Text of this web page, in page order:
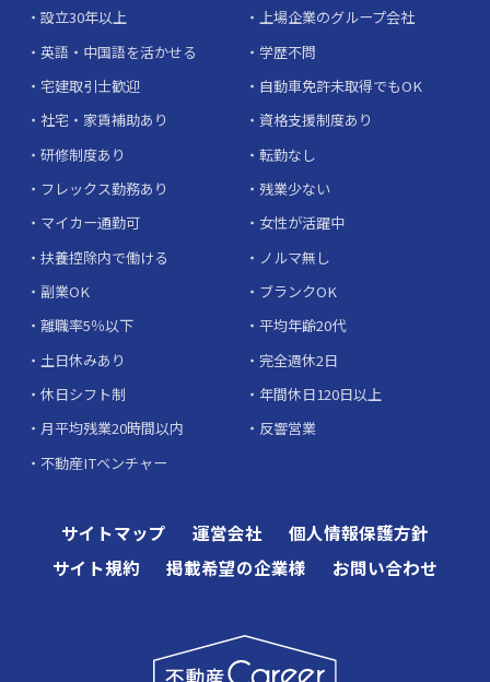
設立30年以上
上場企業のグループ会社
英語・中国語を活かせる
学歴不問
宅建取引士歓迎
自動車免許未取得でもOK
社宅・家賃補助あり
資格支援制度あり
研修制度あり
転勤なし
フレックス勤務あり
残業少ない
マイカー通勤可
女性が活躍中
扶養控除内で働ける
ノルマ無し
副業OK
ブランクOK
離職率5％以下
平均年齢20代
土日休みあり
完全週休2日
休日シフト制
年間休日120日以上
月平均残業20時間以内
反響営業
不動産ITベンチャー
サイトマップ 運営会社
個人情報保護方針
サイト規約
掲載希望の企業様 お問い合わせ